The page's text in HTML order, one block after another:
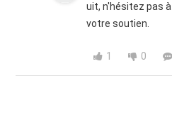
uit, n'hésitez pas
votre soutien.
1 0